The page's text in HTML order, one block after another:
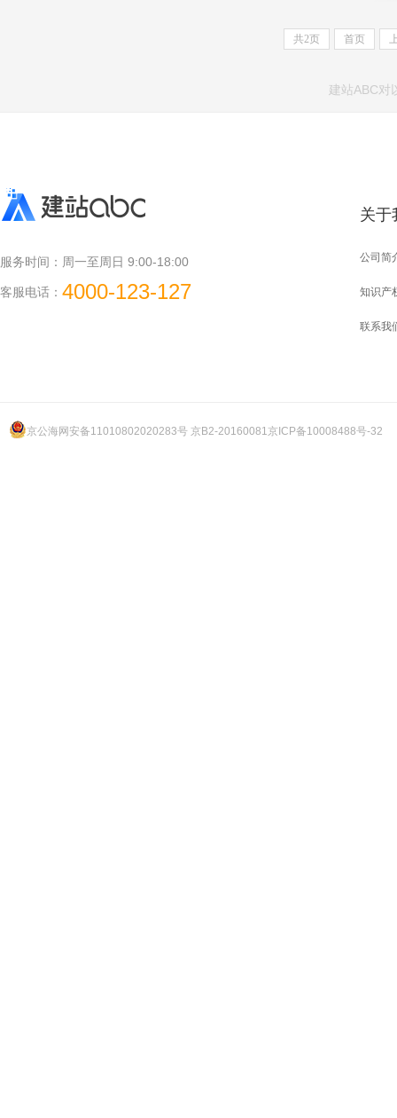
共2页 首页
建站ABC对
服务时间： 周一至周日 9:00-18:00
客服电话： 4000-123-127
关于
公司简
知识产
联系我
京公海网安备11010802020283号 京B2-20160081京ICP备10008488号-32